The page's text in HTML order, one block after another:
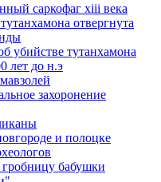
саркофаг xiii века
отвергнута
убийстве тутанхамона
лет до н.э
захоронение
и полоцке
бабушки